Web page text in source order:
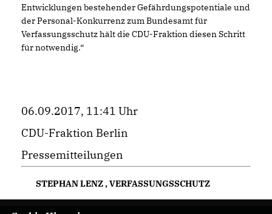
Entwicklungen bestehender Gefährdungspotentiale und
der Personal-Konkurrenz zum Bundesamt für
Verfassungsschutz hält die CDU-Fraktion diesen Schritt
für notwendig.“
06.09.2017, 11:41 Uhr
CDU-Fraktion Berlin
Pressemitteilungen
STEPHAN LENZ,VERFASSUNGSSCHUTZ